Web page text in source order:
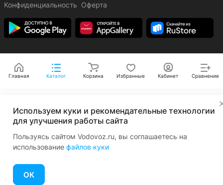
Конфиденциальность Оферта
Главная Каталог Корзина Избранные Кабинет Сравнение
Используем куки и рекомендательные технологии
для улучшения работы сайта
Пользуясь сайтом Vodovoz.ru, вы соглашаетесь на
использование файлов куки
ОК